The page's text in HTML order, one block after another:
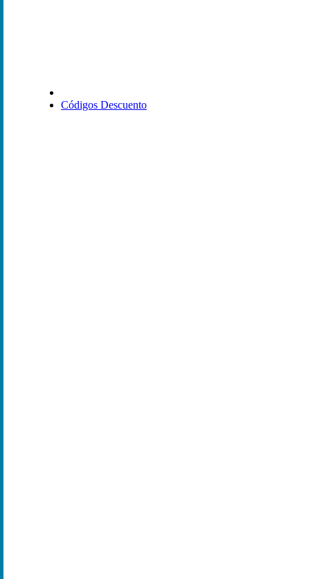
Códigos Descuento